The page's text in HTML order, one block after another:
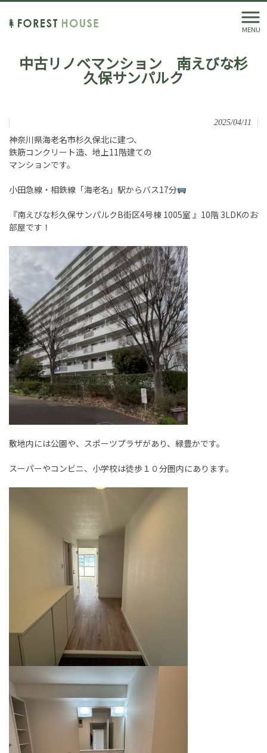
MENU
中古リノベマンション 南えびな杉
久保サンパルク
2025/04/11
神奈川県海老名市杉久保北に建つ、
鉄筋コンクリート造、地上11階建ての
マンションです。
小田急線・相鉄線「海老名」駅からバス17分
『南えびな杉久保サンパルクB街区4号棟 1005室 』10階 3LDKのお
部屋です！
敷地内には公園や、スポーツプラザがあり、緑豊かです。
スーパーやコンビニ、小学校は徒歩１０分圏内にあります。